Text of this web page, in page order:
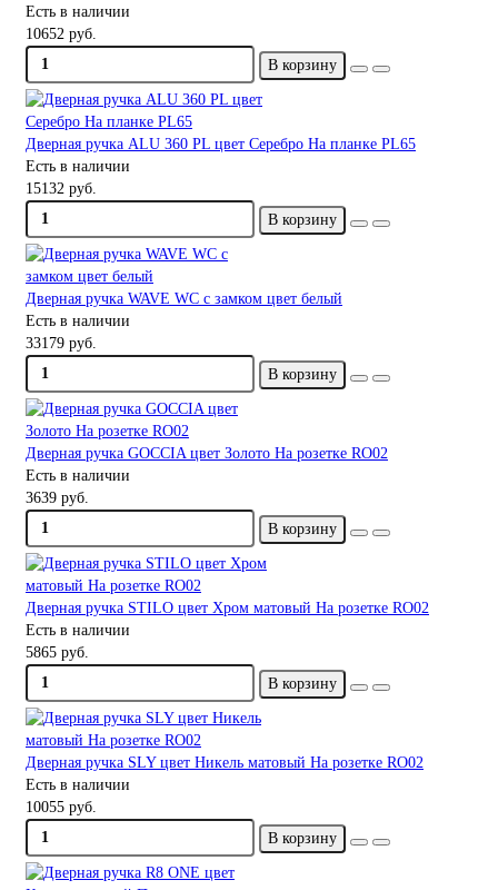
Есть в наличии
10652 руб.
В корзину
Дверная ручка ALU 360 PL цвет Серебро На планке PL65
Есть в наличии
15132 руб.
В корзину
Дверная ручка WAVE WC с замком цвет белый
Есть в наличии
33179 руб.
В корзину
Дверная ручка GOCCIA цвет Золото На розетке RO02
Есть в наличии
3639 руб.
В корзину
Дверная ручка STILO цвет Хром матовый На розетке RO02
Есть в наличии
5865 руб.
В корзину
Дверная ручка SLY цвет Никель матовый На розетке RO02
Есть в наличии
10055 руб.
В корзину